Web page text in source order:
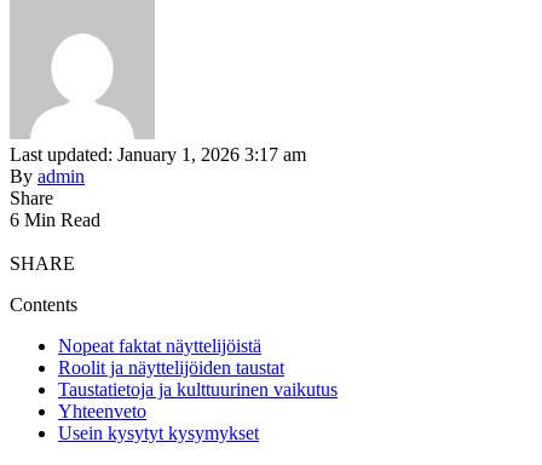
Last updated: January 1, 2026 3:17 am
By admin
Share
6 Min Read
SHARE
Contents
Nopeat faktat näyttelijöistä
Roolit ja näyttelijöiden taustat
Taustatietoja ja kulttuurinen vaikutus
Yhteenveto
Usein kysytyt kysymykset